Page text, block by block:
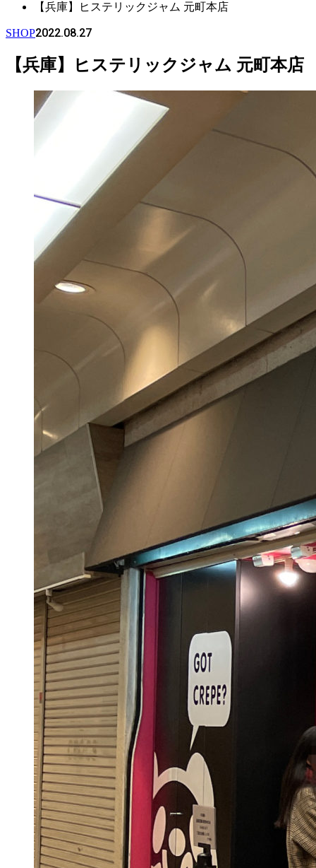
【兵庫】ヒステリックジャム 元町本店
SHOP2022.08.27
【兵庫】ヒステリックジャム 元町本店